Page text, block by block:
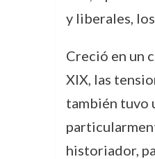
y liberales,
Creció en un
XIX, las
también tuvo
historiador,